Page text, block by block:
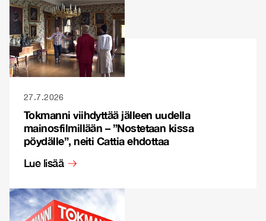
27.7.2026
Tokmanni viihdyttää jälleen uudella
mainosfilmillään – ”Nostetaan kissa
pöydälle”, neiti Cattia ehdottaa
Lue lisää